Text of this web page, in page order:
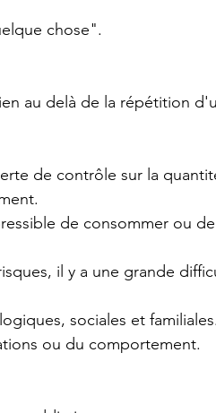
chose".
au delà de la répétition
de contrôle sur la
de consommer ou
il y a une grande
sociales et familiales.
ou du comportement.